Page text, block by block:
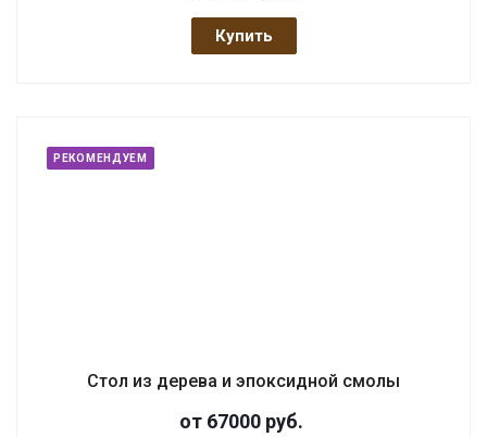
Купить
РЕКОМЕНДУЕМ
Стол из дерева и эпоксидной смолы
от 67000 руб.